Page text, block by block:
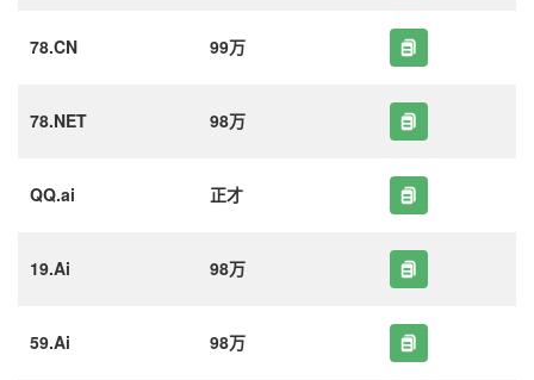
78.CN 99万
78.NET 98万
QQ.ai 正才
19.Ai 98万
59.Ai 98万